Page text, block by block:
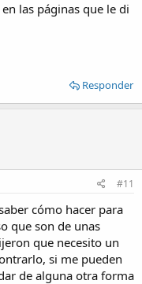
las páginas que le di
Responder
#11
cómo hacer para
que son de unas
que necesito un
si me pueden
de alguna otra forma